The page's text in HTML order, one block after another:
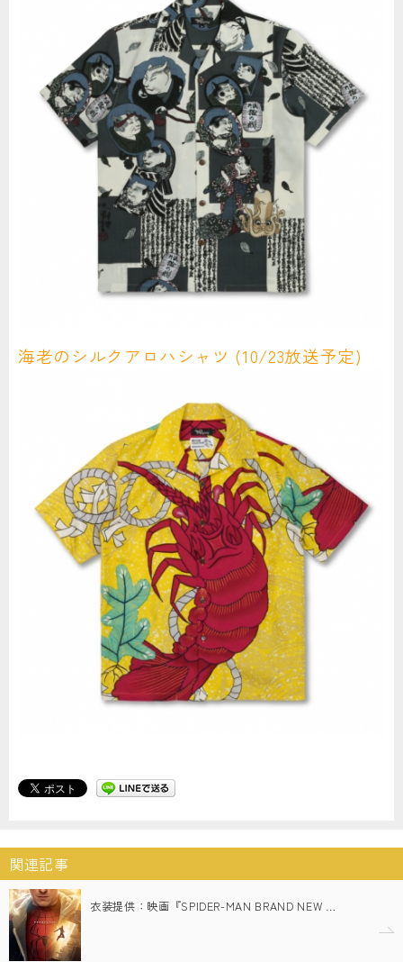
海老のシルクアロハシャツ (10/23放送予定)
関連記事
衣装提供：映画『SPIDER-MAN BRAND NEW …